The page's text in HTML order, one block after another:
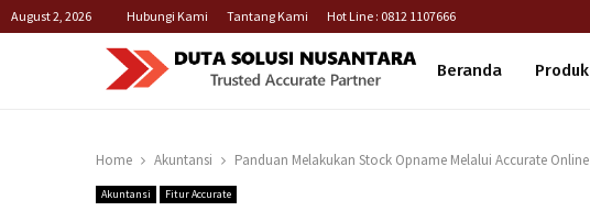
August 2, 2026 Hubungi Kami Tantang Kami Hot Line : 0812 1107666
Beranda Produk
Home Akuntansi Panduan Melakukan Stock Opname Melalui Accurate Online
Akuntansi Fitur Accurate